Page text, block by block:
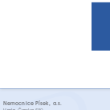
Nemocnice Písek, a.s.